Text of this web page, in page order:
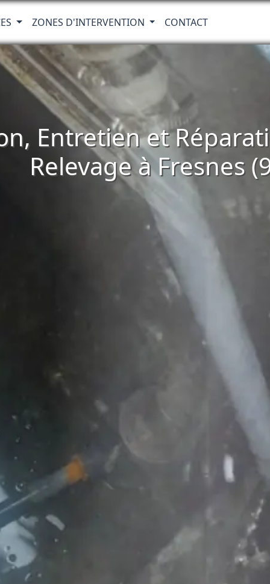
ZONES D'INTERVENTION CONTACT
Entretien et
Relevage à Fresnes